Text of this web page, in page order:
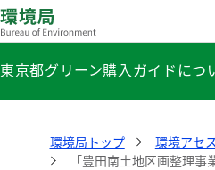
東京都グリーン購入ガイドにつ
環境局トップ 環境アセ
「豊田南土地区画整理